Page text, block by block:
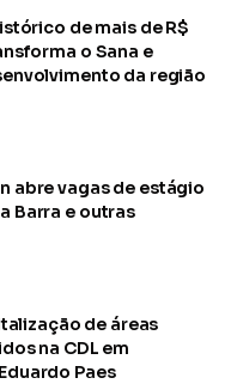
de mais de R$
o Sana e
da região
abre vagas de estágio
Barra e outras
de áreas
na CDL em
Paes